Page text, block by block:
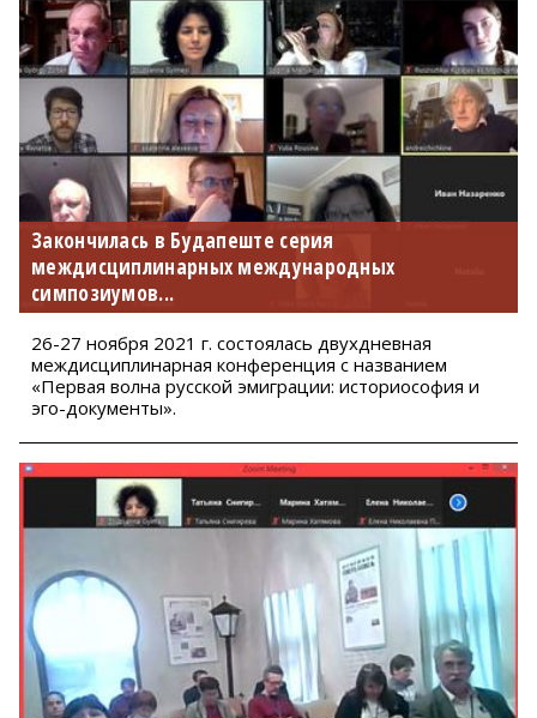
Закончилась в Будапеште серия
междисциплинарных международных
симпозиумов...
26-27 ноября 2021 г. состоялась двухдневная
междисциплинарная конференция с названием
«Первая волна русской эмиграции: историософия и
эго-документы».